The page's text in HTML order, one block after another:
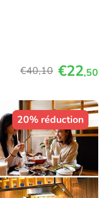
€40,10 €22,50
20% réduction